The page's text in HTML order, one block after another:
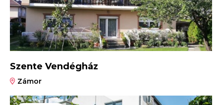
Szente Vendégház
Zámor